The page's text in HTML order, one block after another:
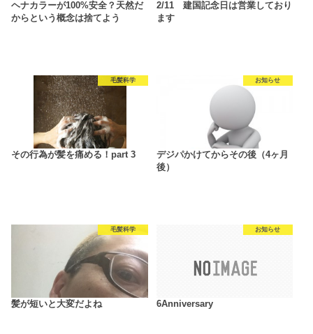
ヘナカラーが100%安全？天然だ
からという概念は捨てよう
2/11 建国記念日は営業しており
ます
毛髪科学
その行為が髪を痛める！part 3
お知らせ
デジパかけてからその後（4ヶ月
後）
毛髪科学
髪が短いと大変だよね
お知らせ
6Anniversary